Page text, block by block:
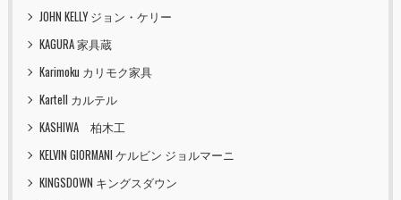
JOHN KELLY ジョン・ケリー
KAGURA 家具蔵
Karimoku カリモク家具
Kartell カルテル
KASHIWA 柏木工
KELVIN GIORMANI ケルビン ジョルマーニ
KINGSDOWN キングスダウン